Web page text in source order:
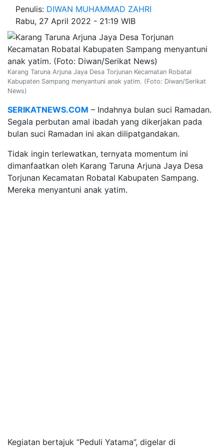
Penulis: DIWAN MUHAMMAD ZAHRI
Rabu, 27 April 2022 - 21:19 WIB
Karang Taruna Arjuna Jaya Desa Torjunan Kecamatan Robatal
Kabupaten Sampang menyantuni anak yatim. (Foto: Diwan/Serikat
News)
SERIKATNEWS.COM – Indahnya bulan suci Ramadan.
Segala perbutan amal ibadah yang dikerjakan pada
bulan suci Ramadan ini akan dilipatgandakan.
Tidak ingin terlewatkan, ternyata momentum ini
dimanfaatkan oleh Karang Taruna Arjuna Jaya Desa
Torjunan Kecamatan Robatal Kabupaten Sampang.
Mereka menyantuni anak yatim.
Kegiatan bertajuk “Peduli Yatama”, digelar di